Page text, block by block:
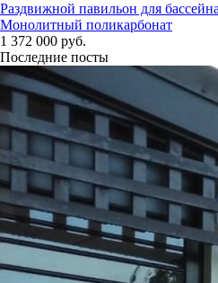
Раздвижной павильон для
Монолитный поликарбонат
1 372 000 руб.
Последние посты